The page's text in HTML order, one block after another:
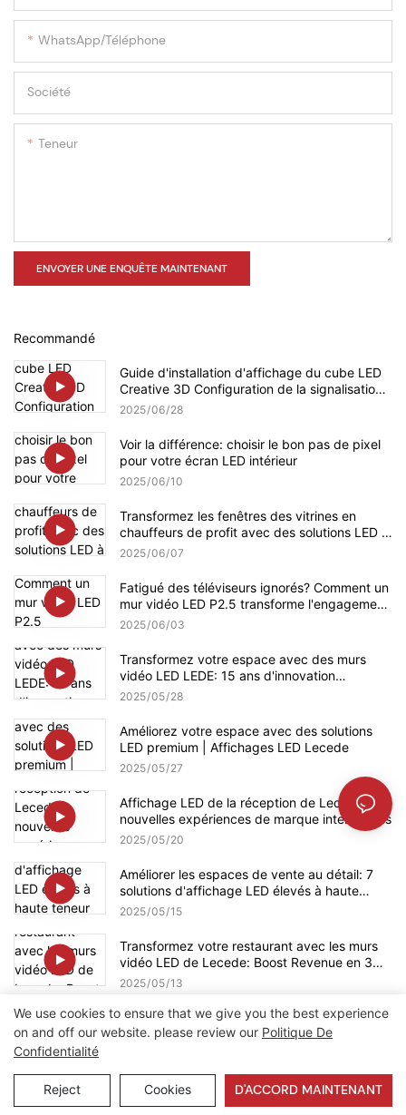
WhatsApp/téléphone
Société
Teneur
ENVOYER UNE ENQUÊTE MAINTENANT
Recommandé
Guide d'installation d'affichage du cube LED
Creative 3D Configuration de la signalisation
numérique
2025 06 28
Voir la différence: choisir le bon pas de pixel
pour votre écran LED intérieur
2025 06 10
Transformez les fenêtres des vitrines en
chauffeurs de profit avec des solutions LED à
haute luminosité de Lecede
2025 06 07
Fatigué des téléviseurs ignorés? Comment un
mur vidéo LED P2.5 transforme l'engagement
client
2025 06 03
Transformez votre espace avec des murs
vidéo LED LEDE: 15 ans d'innovation
d'affichage premium
2025 05 28
Améliorez votre espace avec des solutions
LED premium | Affichages LED Lecede
2025 05 27
Affichage LED de la réception de Lecede:
nouvelles expériences de marque interactives
2025 05 20
Améliorer les espaces de vente au détail: 7
solutions d'affichage LED élevés à haute
teneur pour augmenter l'impact de la marque
2025 05 15
Transformez votre restaurant avec les murs
vidéo LED de Lecede: Boost Revenue en 3
mois!
2025 05 13
confidentialité
We use cookies to ensure that we give you the best experience
on and off our website. please review our Politique De
Confidentialité
Reject Cookies D'ACCORD MAINTENANT